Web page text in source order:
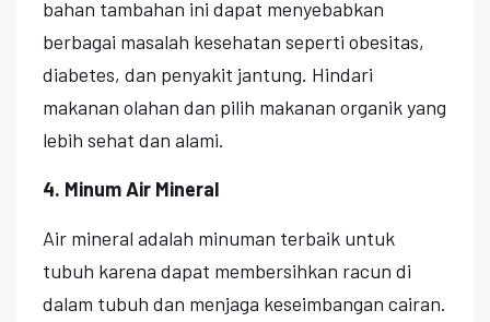
bahan tambahan ini dapat menyebabkan
berbagai masalah kesehatan seperti obesitas,
diabetes, dan penyakit jantung. Hindari
makanan olahan dan pilih makanan organik yang
lebih sehat dan alami.
4. Minum Air Mineral
Air mineral adalah minuman terbaik untuk
tubuh karena dapat membersihkan racun di
dalam tubuh dan menjaga keseimbangan cairan.